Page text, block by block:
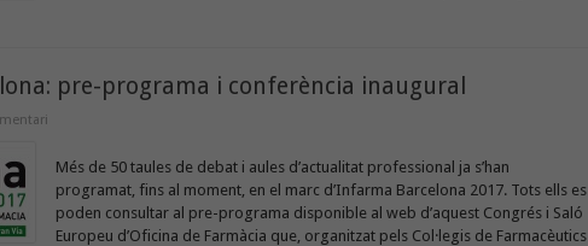
pre-programa i conferència inaugural
Més de 50 taules de debat i aules d’actualitat professional ja s’han
programat, fins al moment, en el marc d’Infarma Barcelona 2017. Tots ells es
poden consultar al pre-programa disponible al web d’aquest Congrés i Saló
Europeu d’Oficina de Farmàcia que, organitzat pels Col·legis de Farmacèutics